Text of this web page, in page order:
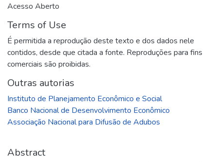
Acesso Aberto
Terms of Use
É permitida a reprodução deste texto e dos dados nele
contidos, desde que citada a fonte. Reproduções para fins
comerciais são proibidas.
Outras autorias
Instituto de Planejamento Econômico e Social
Banco Nacional de Desenvolvimento Econômico
Associação Nacional para Difusão de Adubos
Abstract